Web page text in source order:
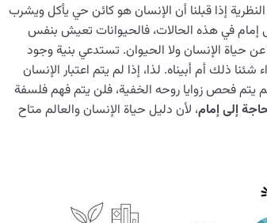
إذا قبلنا أن الإنسان هو كائن حي يأكل ويشرب
في هذه الحالات، فالحيوانات تعيش بنفس
حياة الإنسان ولا الحيوان. تستدعي بنية وجود
شئنا ذلك أم أبيناه. لذا، إذا لم يتم اعتبار الإنسان
يتم فحص زوايا روحه الخفية، فلن يتم فهم فلسفة
إلى إمام، لأن دليل حياة الإنسان والعالم متاح